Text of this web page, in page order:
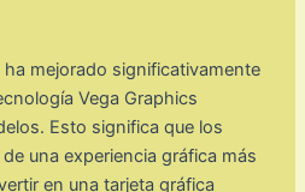
ha mejorado significativamente
Vega Graphics
Esto significa que los
una experiencia gráfica más
en una tarjeta gráfica